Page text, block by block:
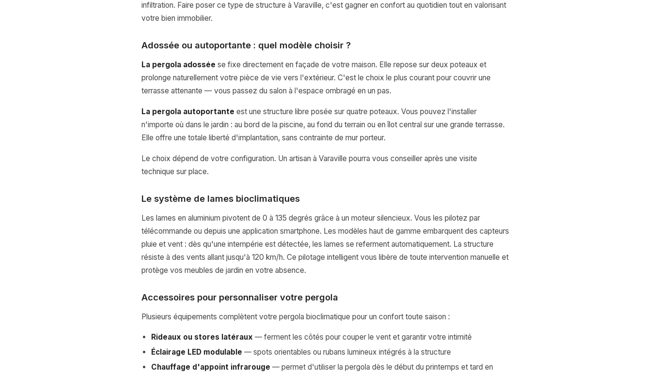
infiltration. Faire poser ce type de structure à Varaville, c'est gagner en confort au quotidien tout en valorisant
votre bien immobilier.
Adossée ou autoportante : quel modèle choisir ?
La pergola adossée se fixe directement en façade de votre maison. Elle repose sur deux poteaux et
prolonge naturellement votre pièce de vie vers l'extérieur. C'est le choix le plus courant pour couvrir une
terrasse attenante — vous passez du salon à l'espace ombragé en un pas.
La pergola autoportante est une structure libre posée sur quatre poteaux. Vous pouvez l'installer
n'importe où dans le jardin : au bord de la piscine, au fond du terrain ou en îlot central sur une grande terrasse.
Elle offre une totale liberté d'implantation, sans contrainte de mur porteur.
Le choix dépend de votre configuration. Un artisan à Varaville pourra vous conseiller après une visite
technique sur place.
Le système de lames bioclimatiques
Les lames en aluminium pivotent de 0 à 135 degrés grâce à un moteur silencieux. Vous les pilotez par
télécommande ou depuis une application smartphone. Les modèles haut de gamme embarquent des capteurs
pluie et vent : dès qu'une intempérie est détectée, les lames se referment automatiquement. La structure
résiste à des vents allant jusqu'à 120 km/h. Ce pilotage intelligent vous libère de toute intervention manuelle et
protège vos meubles de jardin en votre absence.
Accessoires pour personnaliser votre pergola
Plusieurs équipements complètent votre pergola bioclimatique pour un confort toute saison :
Rideaux ou stores latéraux — ferment les côtés pour couper le vent et garantir votre intimité
Éclairage LED modulable — spots orientables ou rubans lumineux intégrés à la structure
Chauffage d'appoint infrarouge — permet d'utiliser la pergola dès le début du printemps et tard en